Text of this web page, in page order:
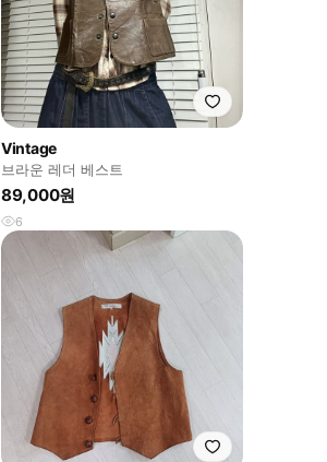
Vintage
브라운 레더 베스트
89,000원
6